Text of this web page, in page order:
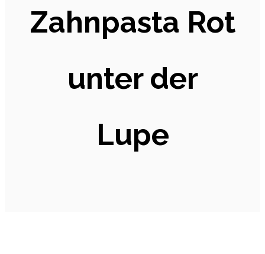
Zahnpasta Rot
unter der
Lupe